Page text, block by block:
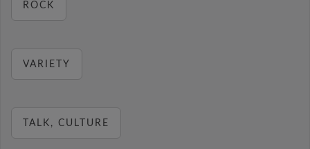
ROCK
VARIETY
TALK, CULTURE